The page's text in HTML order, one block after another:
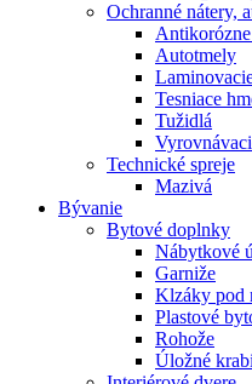
Ochranné nátery,
Autotmely
Tesniace
Tužidlá
Technické spreje
Mazivá
Bývanie
Bytové doplnky
Nábytkové
Garniže
Klzáky pod
Plastové
Rohože
Úložné